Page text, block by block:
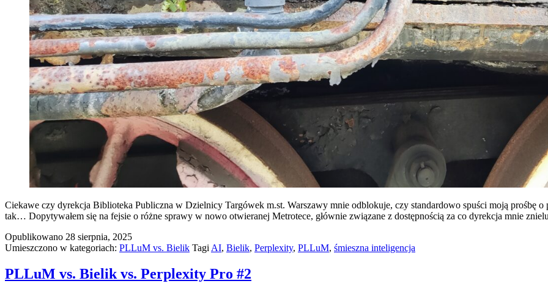
Ciekawe czy dyrekcja Biblioteka Publiczna w Dzielnicy Targówek m.st. Warszawy mnie odblokuje, czy standardowo spuści moją prośbę
tak… Dopytywałem się na fejsie o różne sprawy w nowo otwieranej Metrotece, głównie związane z dostępnością za co dyrekcja mnie
Opublikowano 28 sierpnia, 2025
Umieszczono w kategoriach: PLLuM vs. Bielik Tagi AI, Bielik, Perplexity, PLLuM, śmieszna inteligencja
PLLuM vs. Bielik vs. Perplexity Pro #2